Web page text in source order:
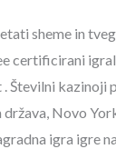
sheme in
certificirani
Številni kazinoji
Novo
igra igre